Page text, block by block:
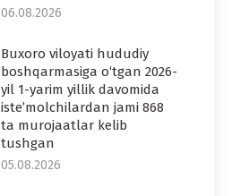
06.08.2026
Buxoro viloyati hududiy
boshqarmasiga o‘tgan 2026-
yil 1-yarim yillik davomida
iste’molchilardan jami 868
ta murojaatlar kelib
tushgan
05.08.2026